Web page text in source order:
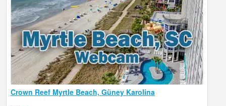
Crown Reef Myrtle Beach, Güney Karolina